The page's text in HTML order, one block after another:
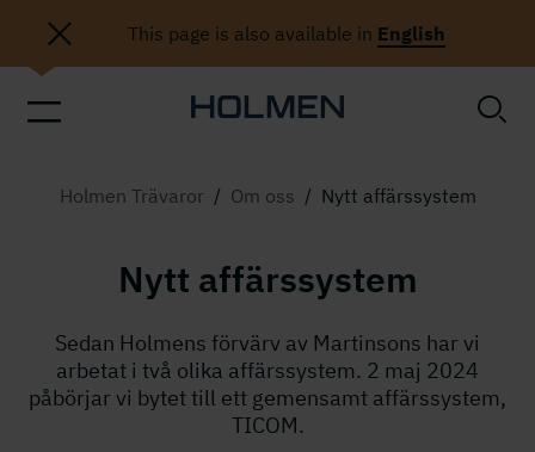
Holmen Trävaror / Om oss / Nytt affärssystem
Nytt affärssystem
Sedan Holmens förvärv av Martinsons har vi
arbetat i två olika affärssystem. 2 maj 2024
påbörjar vi bytet till ett gemensamt affärssystem,
TICOM.
This page is also available in English